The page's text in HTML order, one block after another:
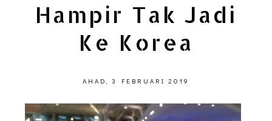
Hampir Tak Jadi
Ke Korea
AHAD, 3 FEBRUARI 2019